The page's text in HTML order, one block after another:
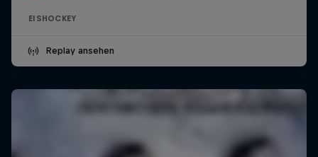
EISHOCKEY
Replay ansehen